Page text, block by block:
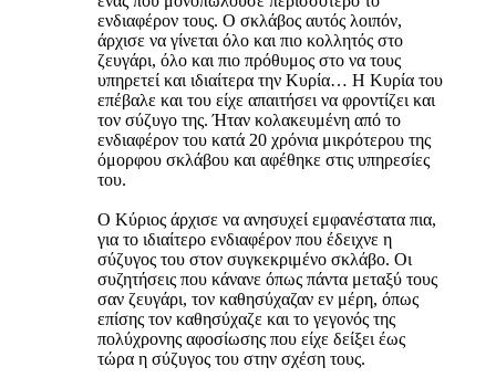
ενδιαφέρον τους. Ο σκλάβος αυτός λοιπόν,
άρχισε να γίνεται όλο και πιο κολλητός στο
ζευγάρι, όλο και πιο πρόθυμος στο να τους
υπηρετεί και ιδιαίτερα την Κυρία… Η Κυρία του
επέβαλε και του είχε απαιτήσει να φροντίζει και
τον σύζυγο της. Ήταν κολακευμένη από το
ενδιαφέρον του κατά 20 χρόνια μικρότερου της
όμορφου σκλάβου και αφέθηκε στις υπηρεσίες
του.
Ο Κύριος άρχισε να ανησυχεί εμφανέστατα πια,
για το ιδιαίτερο ενδιαφέρον που έδειχνε η
σύζυγος του στον συγκεκριμένο σκλάβο. Οι
συζητήσεις που κάνανε όπως πάντα μεταξύ τους
σαν ζευγάρι, τον καθησύχαζαν εν μέρη, όπως
επίσης τον καθησύχαζε και το γεγονός της
πολύχρονης αφοσίωσης που είχε δείξει έως
τώρα η σύζυγος του στην σχέση τους.